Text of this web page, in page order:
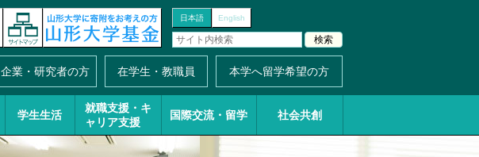
日本語 English
企業・研究者の方 在学生・教職員 本学へ留学希望の方
学生生活
就職支援・ キ
ャリア支援
国際交流・留学 社会共創